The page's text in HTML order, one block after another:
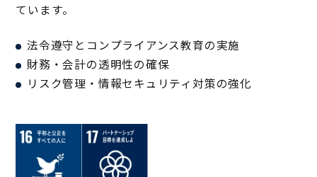
ています。
法令遵守とコンプライアンス教育の実施
財務・会計の透明性の確保
リスク管理・情報セキュリティ対策の強化